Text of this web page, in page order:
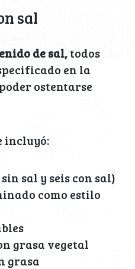
sal
de sal,todos
en la
ostentarse
incluyó:
sal y seis con sal)
como estilo
grasa vegetal
grasa